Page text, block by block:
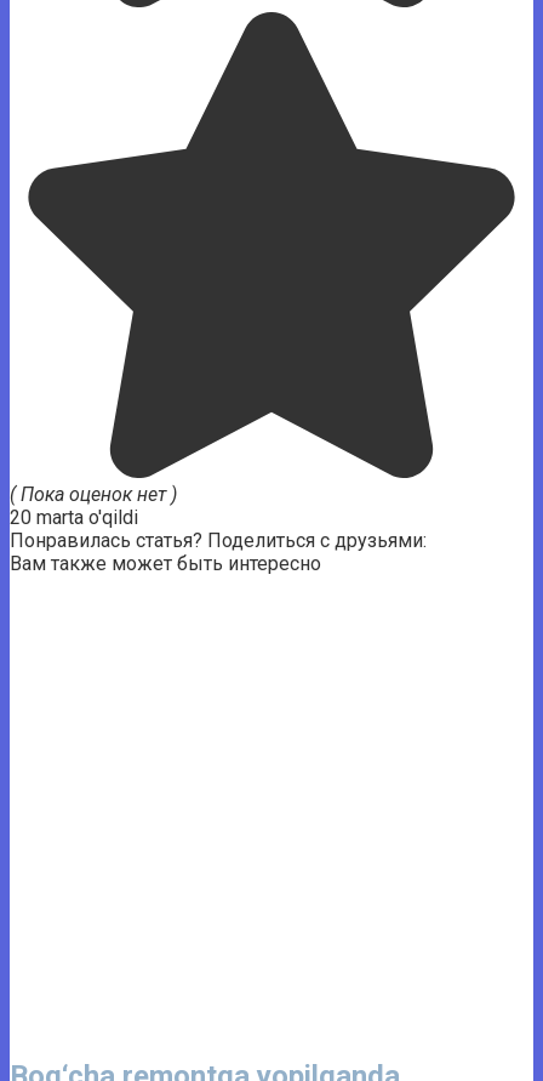
( Пока оценок нет )
20 marta o'qildi
Понравилась статья? Поделиться с друзьями:
Вам также может быть интересно